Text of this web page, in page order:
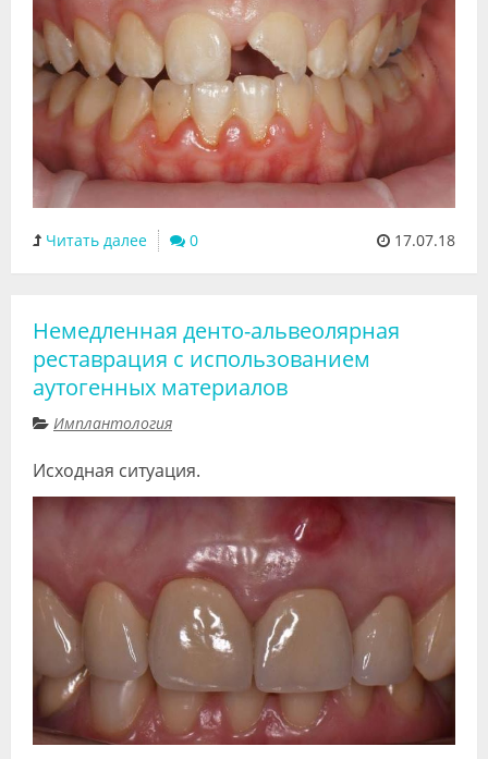
Читать далее 0 17.07.18
Немедленная денто-альвеолярная
реставрация с использованием
аутогенных материалов
Имплантология
Исходная ситуация.